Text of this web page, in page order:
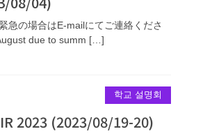
急の場合はE-mailにてご連絡くださ
due to summ […]
학교 설명회
2023 (2023/08/19-20)